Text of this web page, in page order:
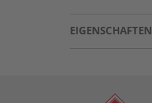
EIGENSCHAFTEN